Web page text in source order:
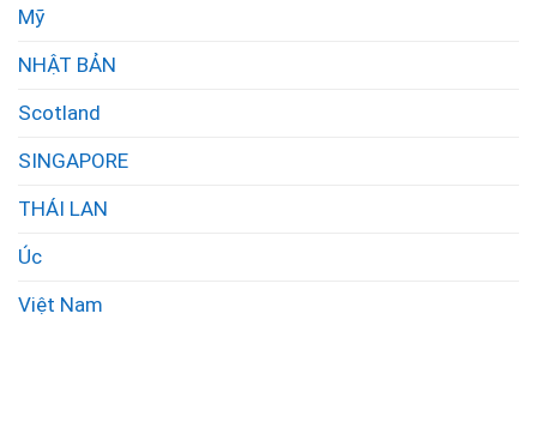
Mỹ
NHẬT BẢN
Scotland
SINGAPORE
THÁI LAN
Úc
Việt Nam